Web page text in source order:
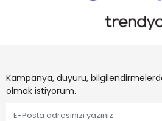
Kampanya, duyuru,
olmak istiyorum.